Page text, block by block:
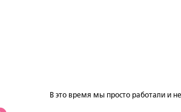
В это время мы просто работали и